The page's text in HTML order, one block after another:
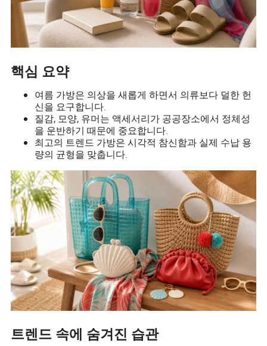
핵심 요약
여름 가방은 의상을 새롭게 하면서 의류보다 덜한 헌
신을 요구합니다.
질감, 모양, 유머는 액세서리가 공공장소에서 정체성
을 운반하기 때문에 중요합니다.
최고의 트렌드 가방은 시각적 참신함과 실제 수납 용
량의 균형을 맞춥니다.
트렌드 속에 숨겨진 습관